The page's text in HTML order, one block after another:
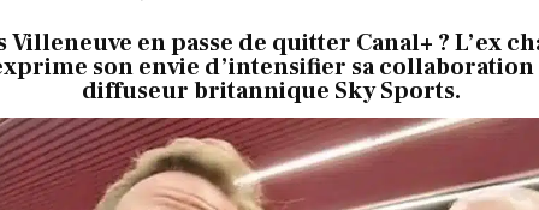
T-
IL
AU
SKY
Villeneuve en passe de quitter Canal+ ? L’ex
son envie d’intensifier sa collaboration
diffuseur britannique Sky Sports.